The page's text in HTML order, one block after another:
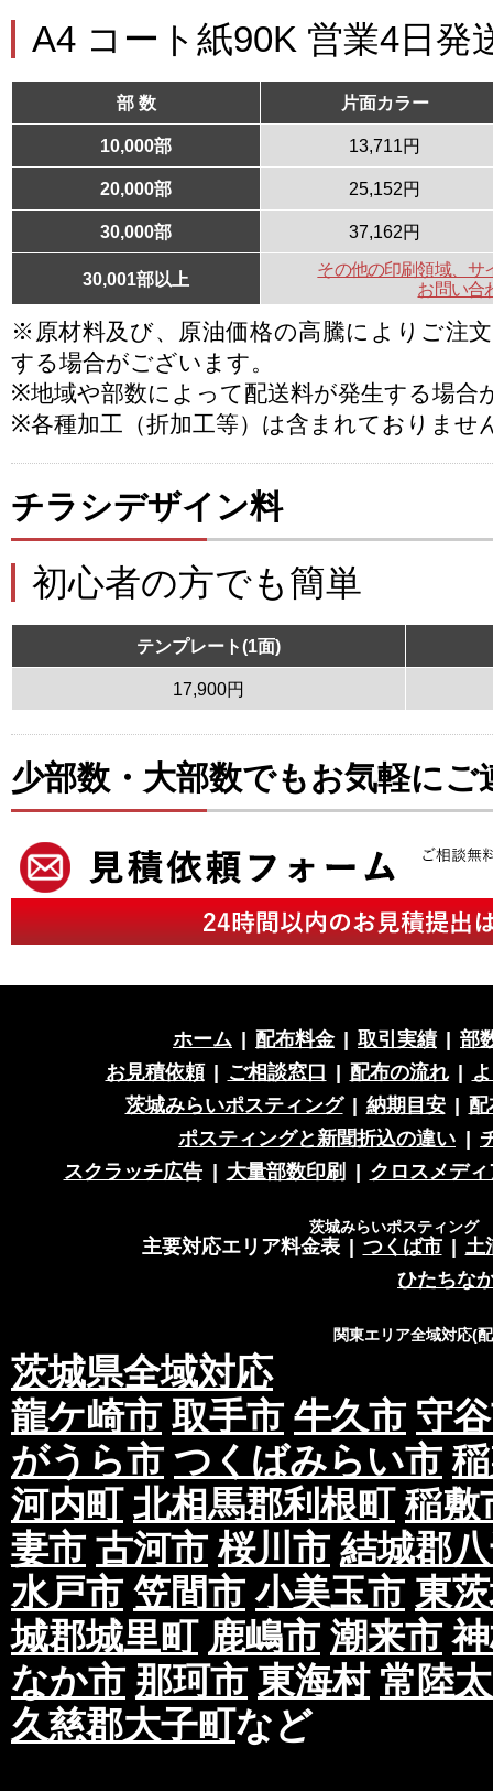
A4 コート紙90K 営業4日発
部 数 片面カラー
10,000部 13,711円
20,000部 25,152円
30,000部 37,162円
30,001部以上
その他の印刷領域、サ
お問い合
※原材料及び、原油価格の高騰によりご注
する場合がございます。
※地域や部数によって配送料が発生する場合
※各種加工（折加工等）は含まれておりませ
チラシデザイン料
初心者の方でも簡単
テンプレート(1面)
17,900円
少部数・大部数でもお気軽にご
ホーム 配布料金 取引実績
部
お見積依頼
ご相談窓口 配布の流れ
茨城みらいポスティング
納期目安
ポスティングと新聞折込の違い
スクラッチ広告
大量部数印刷 クロスメディ
茨城みらいポスティング
主要対応エリア料金表 つくば市
土
ひたちな
関東エリア全域対応(
茨城県全域対応
龍ケ崎市 取手市 牛久市 守
がうら市 つくばみらい市
河内町 北相馬郡利根町 稲敷
妻市 古河市 桜川市 結城郡
水戸市 笠間市 小美玉市 東
城郡城里町 鹿嶋市 潮来市
なか市 那珂市 東海村 常陸
久慈郡大子町など